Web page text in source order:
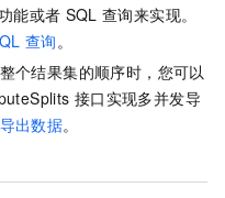
能或者 SQL 查询来实现。
查询 。
个结果集的顺序时，您可以
接口实现多并发导
出数据。